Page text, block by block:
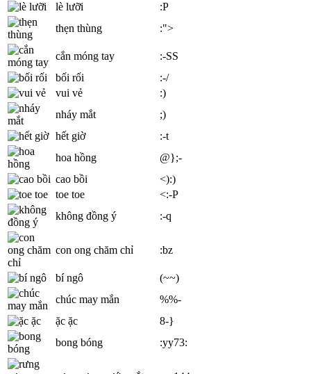
lè lưỡi
:P
thẹn thùng
:">
cắn móng tay
:-SS
bối rối
:-/
vui vẻ
:)
nháy mắt
;)
hết giờ
:-t
hoa hồng
@};-
cao bồi
<):)
toe toe
<:-P
không đồng ý
:-q
con ong chăm chỉ :bz
bí ngô
(~~)
chúc may mắn
%%-
ặc ặc
8-}
bong bóng
:yy73: